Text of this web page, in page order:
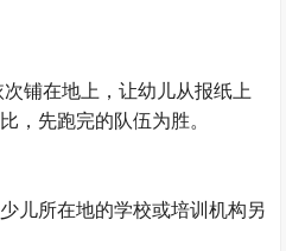
铺在地上，让幼儿从报纸上
，先跑完的队伍为胜。
儿所在地的学校或培训机构另